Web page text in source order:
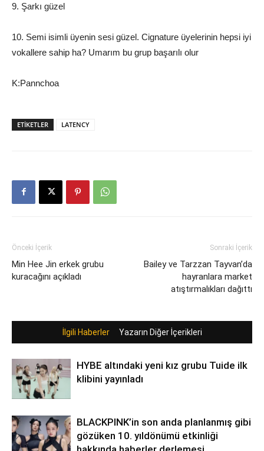
9. Şarkı güzel
10. Semi isimli üyenin sesi güzel. Cignature üyelerinin hepsi iyi
vokallere sahip ha? Umarım bu grup başarılı olur
K:Pannchoa
ETIKETLER LATENCY
Önceki İçerik
Min Hee Jin erkek grubu
kuracağını açıkladı
Sonraki İçerik
Bailey ve Tarzzan Tayvan’da
hayranlara market
atıştırmalıkları dağıttı
İlgili Haberler Yazarın Diğer İçerikleri
HYBE altındaki yeni kız grubu Tuide ilk
klibini yayınladı
BLACKPINK’in son anda planlanmış gibi
gözüken 10. yıldönümü etkinliği